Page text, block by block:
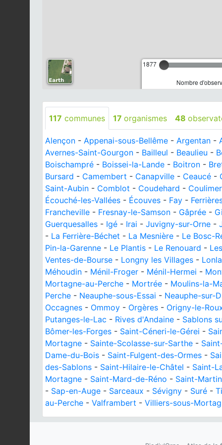
1877
Nombre
117 communes 17 organismes 48
Alençon - Appenai-sous-Bellême - Argentan -
Avernes-Saint-Gourgon - Bailleul - Beaulieu -
Boischampré - Boissei-la-Lande - Boitron -
Bursard - Camembert - Canapville - Ceaucé -
Saint-Aubin - Comblot - Coudehard - Coulimer
Écouché-les-Vallées - Écouves - Fay -
Francheville - Fresnay-le-Samson - Gâprée -
Guerquesalles - Igé - Irai - Juvigny-sur-Orne -
- La Ferrière-Béchet - La Mesnière - Le Bosc-
Pin-la-Garenne - Le Plantis - Le Renouard -
Ventes-de-Bourse - Longny les Villages -
Méhoudin - Ménil-Froger - Ménil-Hermei -
Mortagne-au-Perche - Mortrée - Moulins-la-
Perche - Neauphe-sous-Essai - Neauphe-sur-
Occagnes - Ommoy - Orgères - Origny-le-
Putanges-le-Lac - Rives d'Andaine - Sablons
Bômer-les-Forges - Saint-Céneri-le-Gérei -
Mortagne - Sainte-Scolasse-sur-Sarthe -
Dame-du-Bois - Saint-Fulgent-des-Ormes -
des-Sablons - Saint-Hilaire-le-Châtel - Saint-
Mortagne - Saint-Mard-de-Réno - Saint-
- Sap-en-Auge - Sarceaux - Sévigny - Suré -
au-Perche - Valframbert - Villiers-sous-